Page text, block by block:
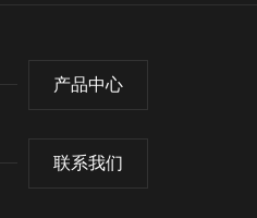
产品中心
联系我们